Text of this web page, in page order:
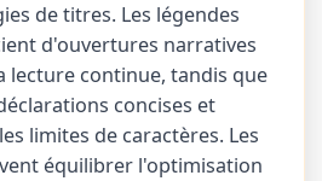
de titres. Les légendes
d'ouvertures narratives
lecture continue, tandis que
concises et
limites de caractères. Les
équilibrer l'optimisation